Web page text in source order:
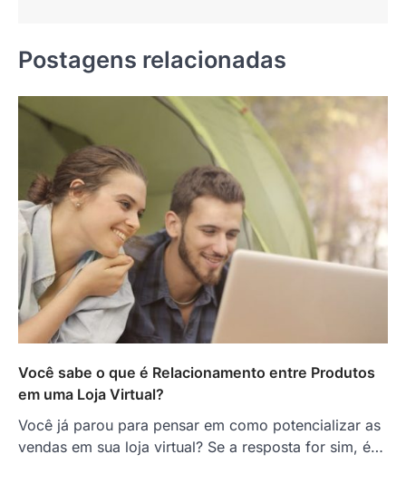
Postagens relacionadas
Você sabe o que é Relacionamento entre Produtos
em uma Loja Virtual?
Você já parou para pensar em como potencializar as
vendas em sua loja virtual? Se a resposta for sim, é…